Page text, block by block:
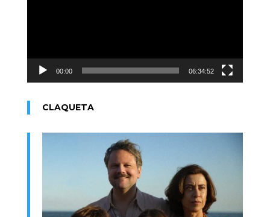
00:00 06:34:52
CLAQUETA